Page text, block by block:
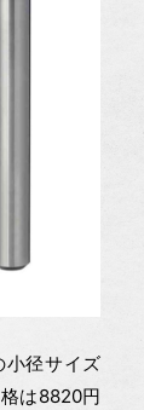
小径サイズ
格は8820円